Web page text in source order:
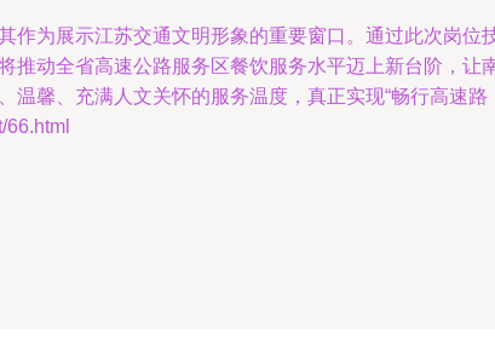
作为展示江苏交通文明形象的重要窗口。通过此次岗
推动全省高速公路服务区餐饮服务水平迈上新台阶，
馨、充满人文关怀的服务温度，真正实现“畅行高速路